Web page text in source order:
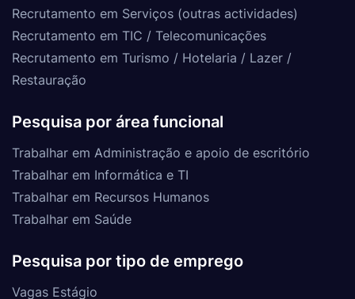
Recrutamento em Serviços (outras actividades)
Recrutamento em TIC / Telecomunicações
Recrutamento em Turismo / Hotelaria / Lazer /
Restauração
Pesquisa por área funcional
Trabalhar em Administração e apoio de escritório
Trabalhar em Informática e TI
Trabalhar em Recursos Humanos
Trabalhar em Saúde
Pesquisa por tipo de emprego
Vagas Estágio